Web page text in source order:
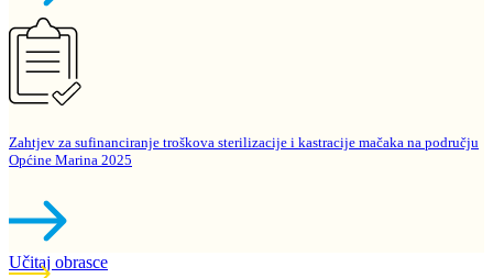
Zahtjev za sufinanciranje troškova sterilizacije i kastracije mačaka na području
Općine Marina 2025
Učitaj obrasce